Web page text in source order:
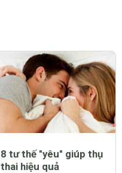
8 tư thế "yêu" giúp thụ
thai hiệu quả